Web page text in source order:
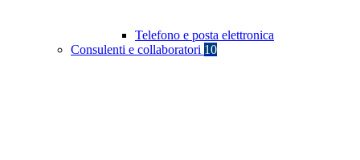
Telefono e posta elettronica
Consulenti e collaboratori 10